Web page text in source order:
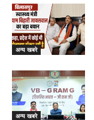
अन्य खबरे
अन्य खबरे